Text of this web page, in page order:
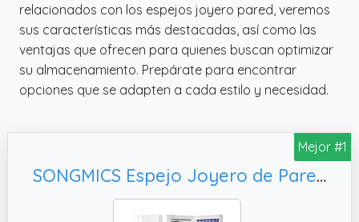
relacionados con los espejos joyero pared, veremos
sus características más destacadas, así como las
ventajas que ofrecen para quienes buscan optimizar
su almacenamiento. Prepárate para encontrar
opciones que se adapten a cada estilo y necesidad.
Mejor #1
SONGMICS Espejo Joyero de Pared, Blanco JJC99WT